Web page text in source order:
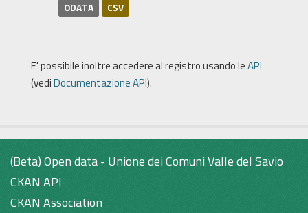
ODATA CSV
E' possibile inoltre accedere al registro usando leAPI
(vediDocumentazione API).
(Beta) Open data - Unione dei Comuni Valle del Savio
CKAN API
CKAN Association